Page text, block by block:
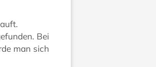
Bei
man sich